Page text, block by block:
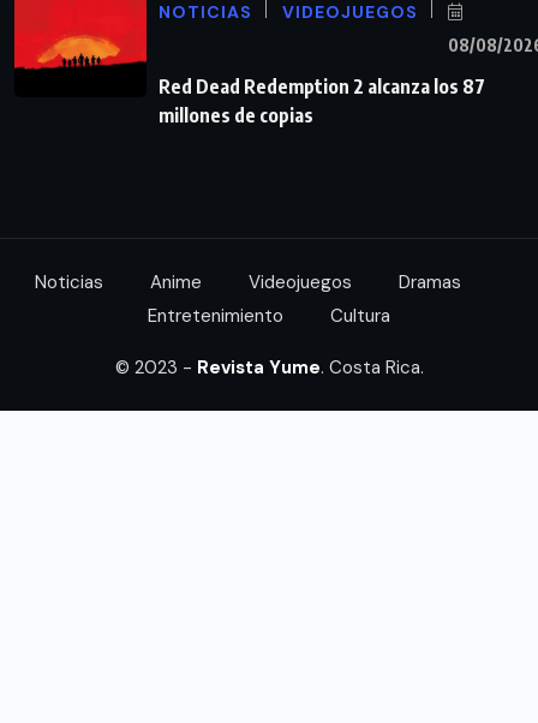
NOTICIAS VIDEOJUEGOS
08/08/
Red Dead Redemption 2 alcanza los 87
millones de copias
Noticias Anime Videojuegos
Dramas
Entretenimiento
Cultura
© 2023 - Revista Yume. Costa Rica.